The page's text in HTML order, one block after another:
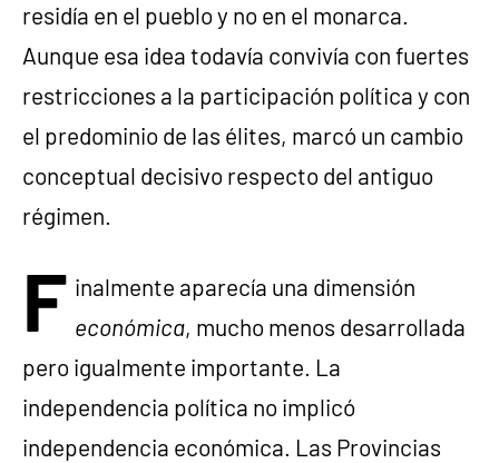
residía en el pueblo y no en el monarca.
Aunque esa idea todavía convivía con fuertes
restricciones a la participación política y con
el predominio de las élites, marcó un cambio
conceptual decisivo respecto del antiguo
régimen.
F inalmente aparecía una dimensión
económica, mucho menos desarrollada
pero igualmente importante. La
independencia política no implicó
independencia económica. Las Provincias